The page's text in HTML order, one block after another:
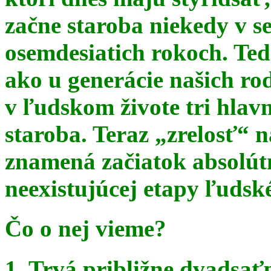
začne staroba niekedy v
osemdesiatich rokoch.
ako u generácie našich
v ľudskom živote tri
staroba. Teraz „zrelosť“
znamená začiatok
neexistujúcej etapy
Čo o nej vieme?